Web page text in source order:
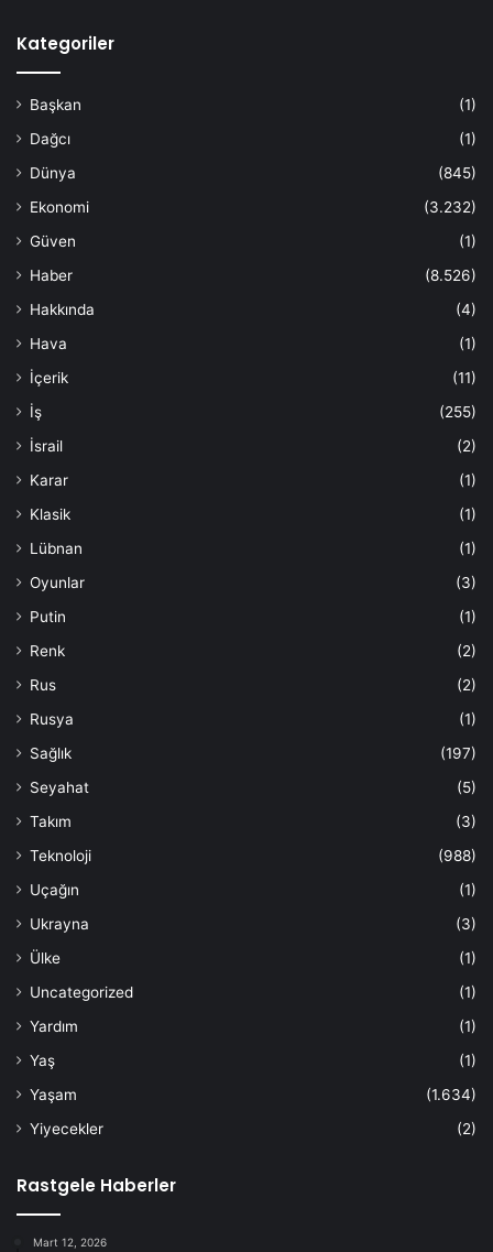
Kategoriler
Başkan
(1)
Dağcı
(1)
Dünya
(845)
Ekonomi
(3.232)
Güven
(1)
Haber
(8.526)
Hakkında
(4)
Hava
(1)
İçerik
(11)
İş
(255)
İsrail
(2)
Karar
(1)
Klasik
(1)
Lübnan
(1)
Oyunlar
(3)
Putin
(1)
Renk
(2)
Rus
(2)
Rusya
(1)
Sağlık
(197)
Seyahat
(5)
Takım
(3)
Teknoloji
(988)
Uçağın
(1)
Ukrayna
(3)
Ülke
(1)
Uncategorized
(1)
Yardım
(1)
Yaş
(1)
Yaşam
(1.634)
Yiyecekler
(2)
Rastgele Haberler
Mart 12, 2026